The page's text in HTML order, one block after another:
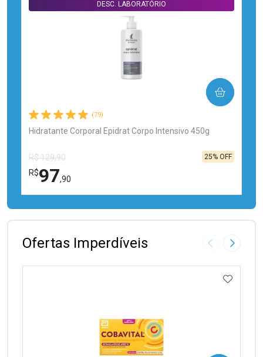
(79)
Hidratante Corporal Epidrat Corpo Intensivo 450g
DESC. LABORATÓRIO
R$ 129,90
R$97,90
25% OFF
COMPRAR
FECHAR
FECHAR
Ofertas Imperdíveis Imagem